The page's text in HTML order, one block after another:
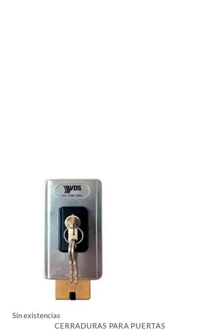
Sin existencias
CERRADURAS PARA PUERTAS